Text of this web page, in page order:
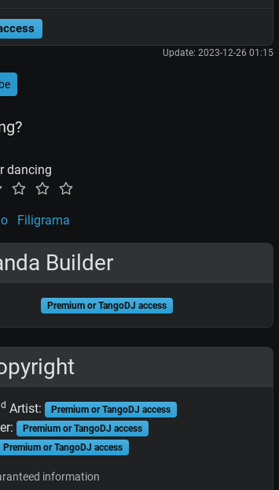
Update: 2023-12-26 01:15
dancing
Filigrama
Builder
Premium or TangoDJ access
Artist: Premium or TangoDJ access
Premium or TangoDJ access
Premium or TangoDJ access
information